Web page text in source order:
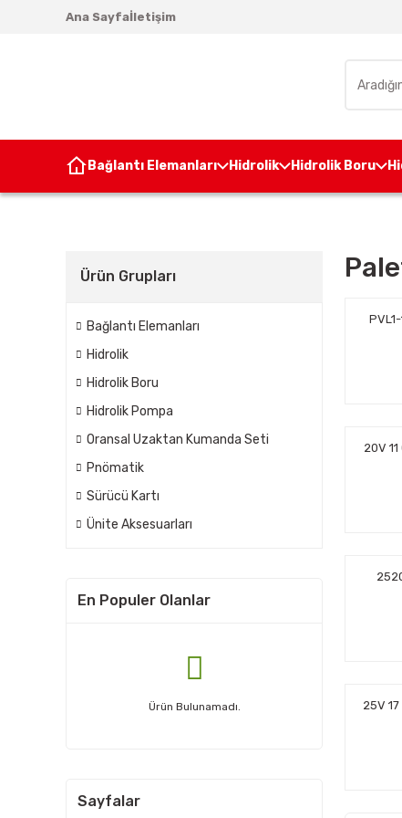
Ana Sayfaİletişim
Bağlantı Elemanları Hidrolik Hidrolik Boru
Ürün Grupları
Bağlantı Elemanları
Hidrolik
Hidrolik Boru
Hidrolik Pompa
Oransal Uzaktan Kumanda Seti
Pnömatik
Sürücü Kartı
Ünite Aksesuarları
En Populer Olanlar
Ürün Bulunamadı.
Sayfalar
20V
25V